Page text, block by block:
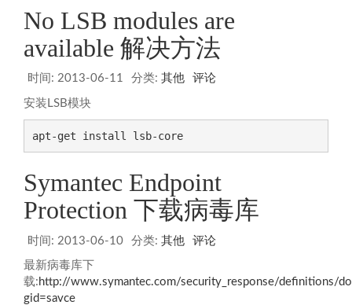
No LSB modules are
available 解决方法
时间: 2013-06-11 分类: 其他 评论
安装LSB模块
apt-get install lsb-core
Symantec Endpoint
Protection 下载病毒库
时间: 2013-06-10 分类: 其他 评论
最新病毒库下
载: http://www.symantec.com/security_response/definitions/
gid=savce